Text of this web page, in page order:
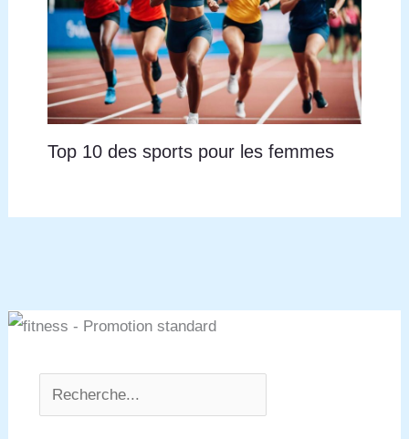
service à la clientèle et 365 jours de retour/service
de remplacement et votre satisfaction à 100%. Pls
contact avec notre service clientèle par Amazon si
vous avez besoin.
Top 10 des sports pour les femmes